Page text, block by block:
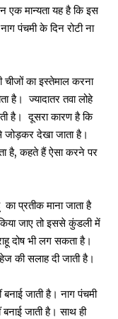
एक मान्यता यह है कि इस
पंचमी के दिन रोटी ना
चीजों का इस्तेमाल करना
है। ज्यादातर तवा लोहे
है। दूसरा कारण है कि
जोड़कर देखा जाता है।
है, कहते हैं ऐसा करने पर
प्रतीक माना जाता है
जाए तो इससे कुंडली में
दोष भी लग सकता है।
की सलाह दी जाती है।
जाती है। नाग पंचमी
जाती है। साथ ही